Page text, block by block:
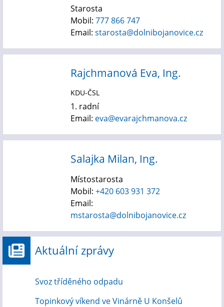
Starosta
Mobil: 777 866 747
Email: starosta@dolnibojanovice.cz
Rajchmanová Eva, Ing.
KDU-ČSL
1. radní
Email: eva@evarajchmanova.cz
Salajka Milan, Ing.
Místostarosta
Mobil: +420 603 931 372
Email:
mstarosta@dolnibojanovice.cz
Aktuální zprávy
Svoz tříděného odpadu
Topinkový víkend ve Vinárně U Konšelů